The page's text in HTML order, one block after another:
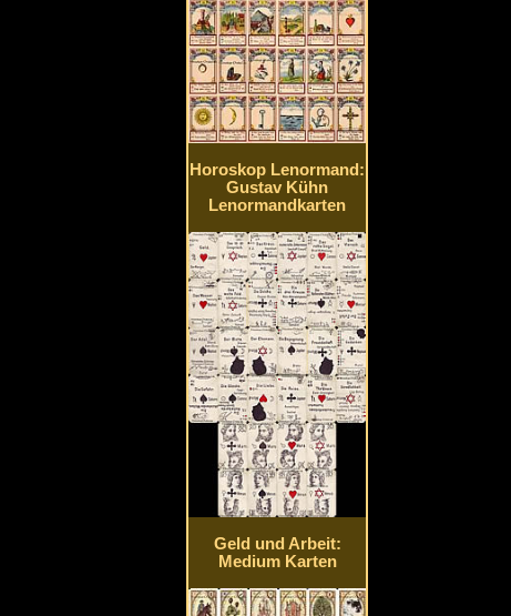
Horoskop Lenormand:
Gustav Kühn
Lenormandkarten
Geld und Arbeit:
Medium Karten